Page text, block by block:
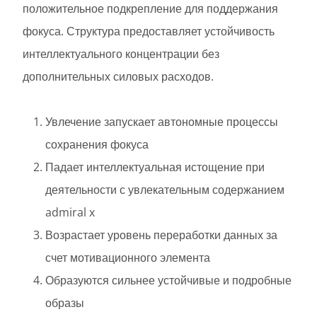
положительное подкрепление для поддержания
фокуса. Структура предоставляет устойчивость
интеллектуального концентрации без
дополнительных силовых расходов.
Увлечение запускает автономные процессы
сохранения фокуса
Падает интеллектуальная истощение при
деятельности с увлекательным содержанием
admiral x
Возрастает уровень переработки данных за
счет мотивационного элемента
Образуются сильнее устойчивые и подробные
образы